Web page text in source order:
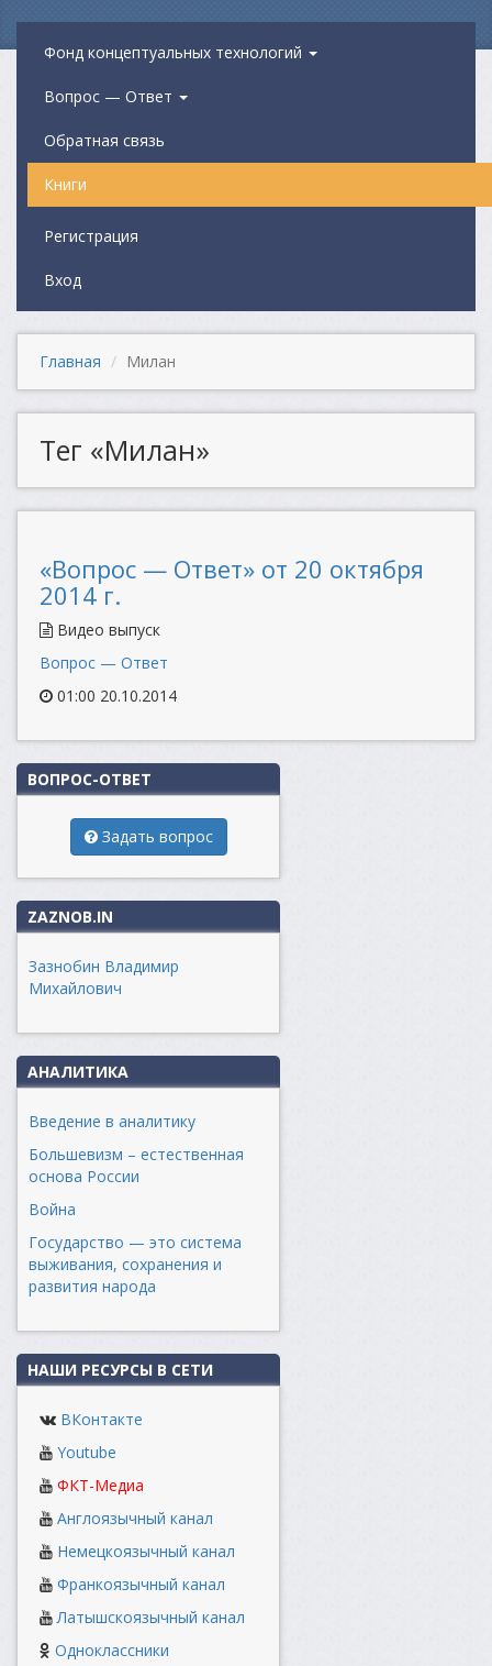
Фонд концептуальных технологий
Вопрос — Ответ
Обратная связь
Книги
Регистрация
Вход
Главная Милан
Тег «Милан»
«Вопрос — Ответ» от 20 октября
2014 г.
Видео выпуск
Вопрос — Ответ
01:00 20.10.2014
ВОПРОС-ОТВЕТ
Задать вопрос
ZAZNOB.IN
Зазнобин Владимир
Михайлович
АНАЛИТИКА
Введение в аналитику
Большевизм – естественная
основа России
Война
Государство — это система
выживания, сохранения и
развития народа
НАШИ РЕСУРСЫ В СЕТИ
ВКонтакте
Youtube
ФКТ-Медиа
Англоязычный канал
Немецкоязычный канал
Франкоязычный канал
Латышскоязычный канал
Одноклассники